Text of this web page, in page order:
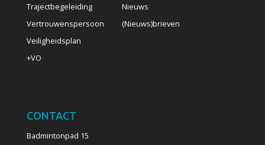
Trajectbegeleiding
Vertrouwenspersoon
Veiligheidsplan
+VO
Nieuws
(Nieuws)brieven
CONTACT
Badmintonpad 15